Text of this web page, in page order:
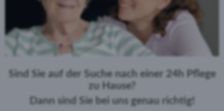
Sind Sie auf der Suche nach einer 24h Pflege
zu Hause?
Dann sind Sie bei uns genau richtig!